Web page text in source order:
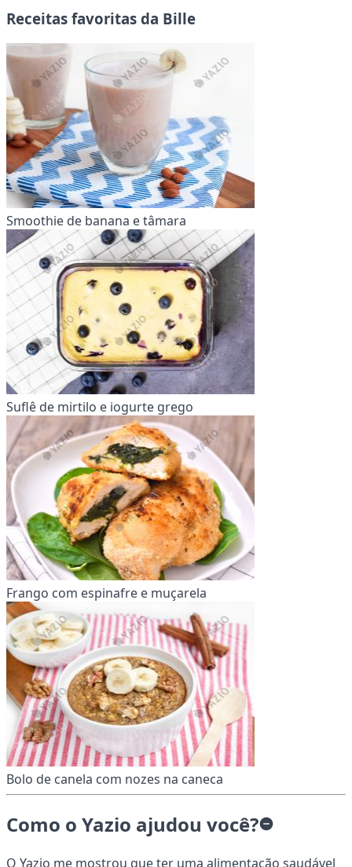
Receitas favoritas da Bille
Smoothie de banana e tâmara
Suflê de mirtilo e iogurte grego
Frango com espinafre e muçarela
Bolo de canela com nozes na caneca
Como o Yazio ajudou você?
O Yazio me mostrou que ter uma alimentação saudável